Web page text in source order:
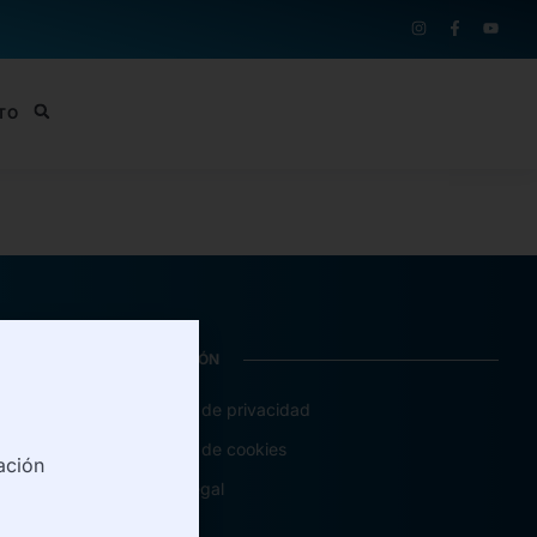
INFORMACIÓN
Política de privacidad
Política de cookies
Aviso legal